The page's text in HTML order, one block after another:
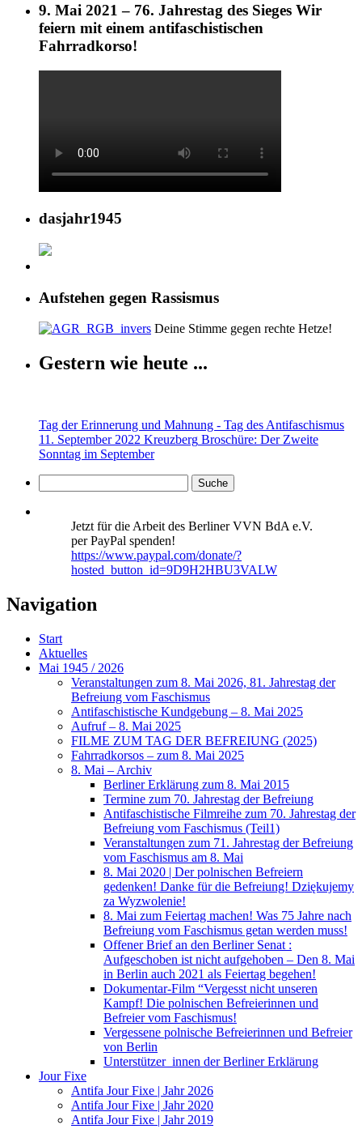
9. Mai 2021 – 76. Jahrestag des Sieges Wir
feiern mit einem antifaschistischen
Fahrradkorso!
dasjahr1945
Aufstehen gegen Rassismus
Deine Stimme gegen rechte Hetze!
Gestern wie heute ...
Tag der Erinnerung und Mahnung - Tag des Antifaschismus
11. September 2022 Kreuzberg Broschüre: Der Zweite
Sonntag im September
Jetzt für die Arbeit des Berliner VVN BdA e.V.
per PayPal spenden!
https://www.paypal.com/donate/?
hosted_button_id=9D9H2HBU3VALW
Navigation
Start
Aktuelles
Mai 1945 / 2026
Veranstaltungen zum 8. Mai 2026, 81. Jahrestag der
Befreiung vom Faschismus
Antifaschistische Kundgebung – 8. Mai 2025
Aufruf – 8. Mai 2025
FILME ZUM TAG DER BEFREIUNG (2025)
Fahrradkorsos – zum 8. Mai 2025
8. Mai – Archiv
Berliner Erklärung zum 8. Mai 2015
Termine zum 70. Jahrestag der Befreiung
Antifaschistische Filmreihe zum 70. Jahrestag der
Befreiung vom Faschismus (Teil1)
Veranstaltungen zum 71. Jahrestag der Befreiung
vom Faschismus am 8. Mai
8. Mai 2020 | Der polnischen Befreiern
gedenken! Danke für die Befreiung! Dziękujemy
za Wyzwolenie!
8. Mai zum Feiertag machen! Was 75 Jahre nach
Befreiung vom Faschismus getan werden muss!
Offener Brief an den Berliner Senat :
Aufgeschoben ist nicht aufgehoben – Den 8. Mai
in Berlin auch 2021 als Feiertag begehen!
Dokumentar-Film “Vergesst nicht unseren
Kampf! Die polnischen Befreierinnen und
Befreier vom Faschismus!
Vergessene polnische Befreierinnen und Befreier
von Berlin
Unterstützer_innen der Berliner Erklärung
Jour Fixe
Antifa Jour Fixe | Jahr 2026
Antifa Jour Fixe | Jahr 2020
Antifa Jour Fixe | Jahr 2019